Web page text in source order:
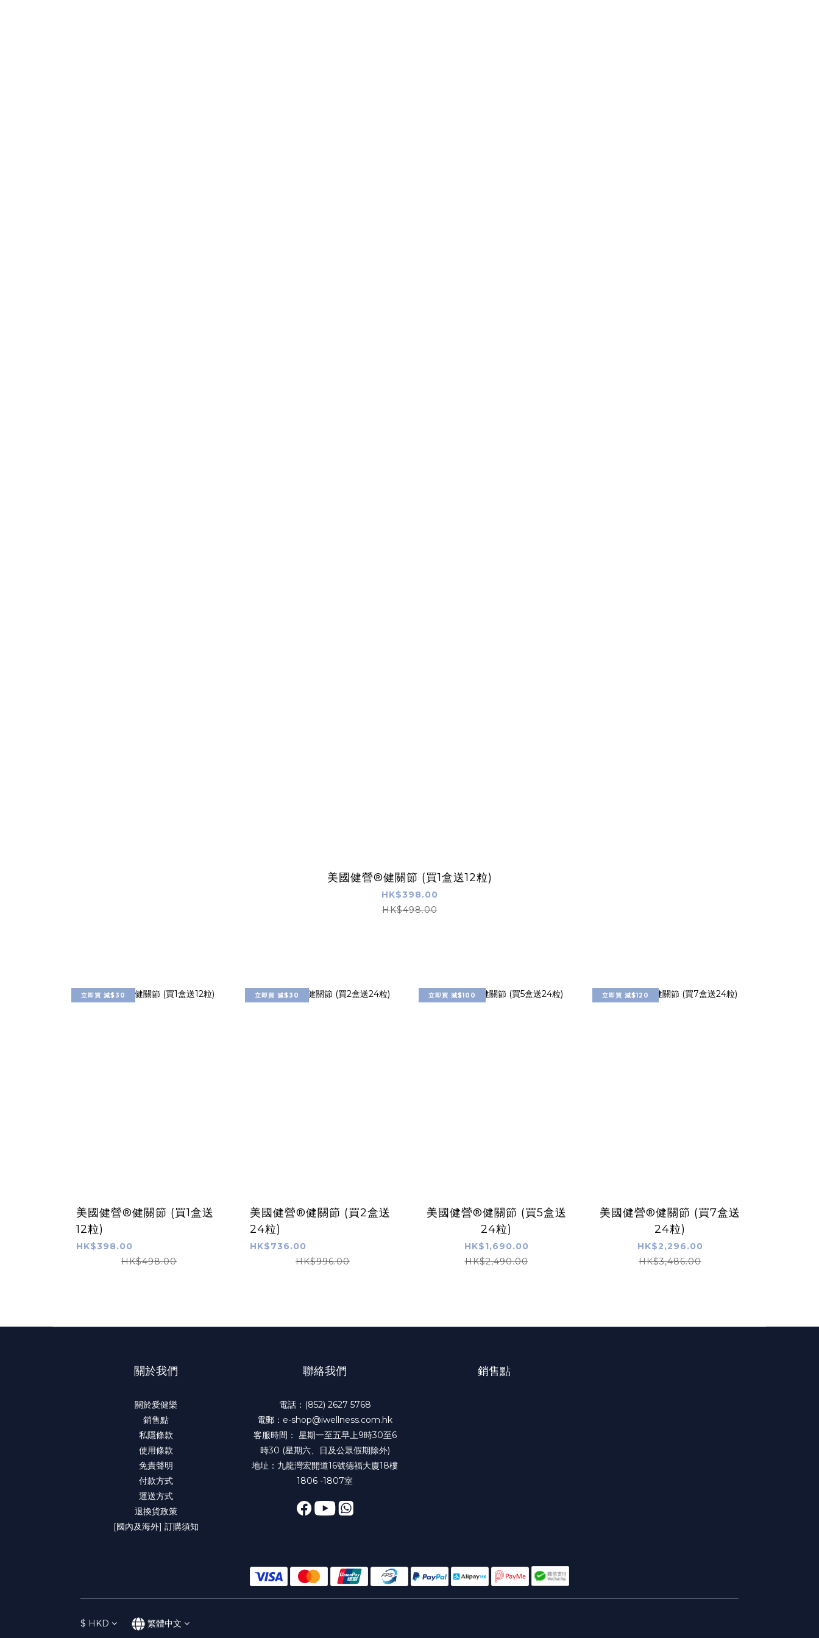
美國健營®健關節 (買1盒送12粒)
HK$398.00
HK$498.00
立即買 減$30
美國健營®健關節 (買1盒送
12粒)
HK$398.00
HK$498.00
立即買 減$30
美國健營®健關節 (買2盒送
24粒)
HK$736.00
HK$996.00
立即買 減$100
美國健營®健關節 (買5盒送
24粒)
HK$1,690.00
HK$2,490.00
立即買 減$120
美國健營®健關節 (買7盒送
24粒)
HK$2,296.00
HK$3,486.00
關於我們
關於愛健樂
銷售點
私隱條款
使用條款
免責聲明
付款方式
運送方式
退換貨政策
[國內及海外] 訂購須知
聯絡我們
電話：(852) 2627 5768
電郵：e-shop@iwellness.com.hk
客服時間： 星期一至五早上9時30至6
時30 (星期六、日及公眾假期除外)
地址：九龍灣宏開道16號德福大廈18樓
1806 -1807室
銷售點
$ HKD 繁體中文